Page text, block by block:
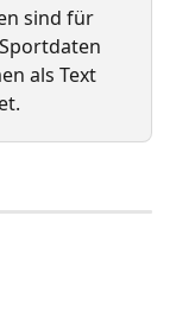
sind für
als Text